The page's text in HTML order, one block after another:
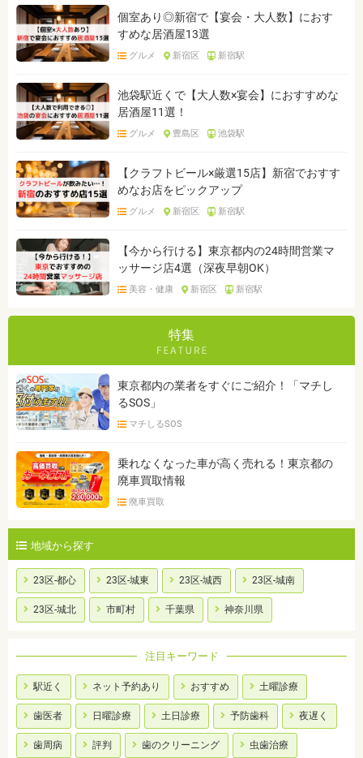
個室あり◎新宿で【宴会・大人数】におす
すめな居酒屋13選
グルメ 新宿区 新宿駅
池袋駅近くで【大人数×宴会】におすすめな
居酒屋11選！
グルメ 豊島区 池袋駅
【クラフトビール×厳選15店】新宿でおすす
めなお店をピックアップ
グルメ 新宿区 新宿駅
【今から行ける】東京都内の24時間営業マ
ッサージ店4選（深夜早朝OK）
美容・健康 新宿区 新宿駅
特集
東京都内の業者をすぐにご紹介！「マチし
るSOS」
マチしるSOS
乗れなくなった車が高く売れる！東京都の
廃車買取情報
廃車買取
地域から探す
23区-都心 23区-城東 23区-城西 23区-城南
23区-城北 市町村 千葉県 神奈川県
注目キーワード
駅近く ネット予約あり おすすめ 土曜診療
歯医者 日曜診療 土日診療 予防歯科 夜遅く
歯周病 評判 歯のクリーニング 虫歯治療